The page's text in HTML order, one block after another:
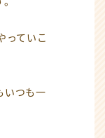
っていこ
いつも一